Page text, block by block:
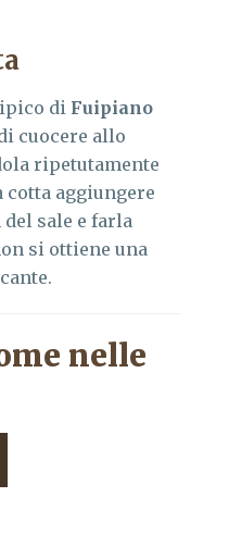
di Fuipiano
cuocere allo
ripetutamente
cotta aggiungere
sale e farla
si ottiene una
nelle